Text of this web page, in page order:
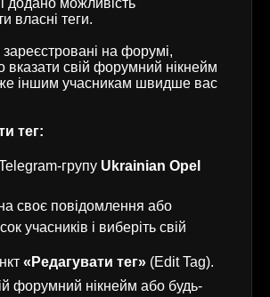
додано можливість
власні теги.
на форумі,
вказати свій форумний нікнейм
іншим учасникам швидше вас
тег:
групу Ukrainian Opel
своє повідомлення або
учасників і виберіть свій
«Редагувати тег» (Edit Tag).
форумний нікнейм або будь-